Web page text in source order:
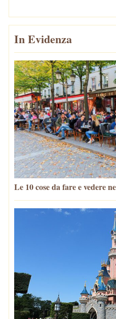
In Evidenza
Le 10 cose da fare e vedere